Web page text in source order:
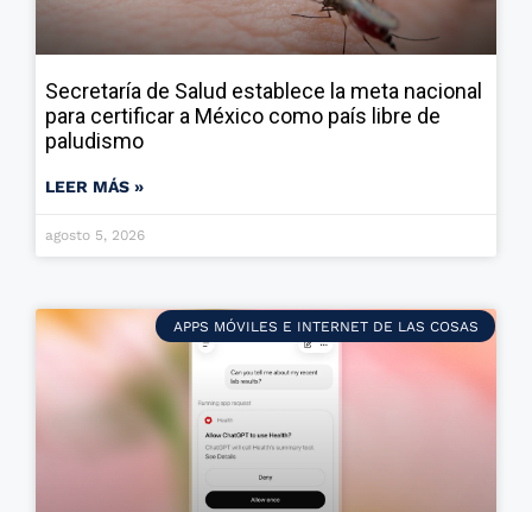
Secretaría de Salud establece la meta nacional
para certificar a México como país libre de
paludismo
LEER MÁS »
agosto 5, 2026
APPS MÓVILES E INTERNET DE LAS COSAS